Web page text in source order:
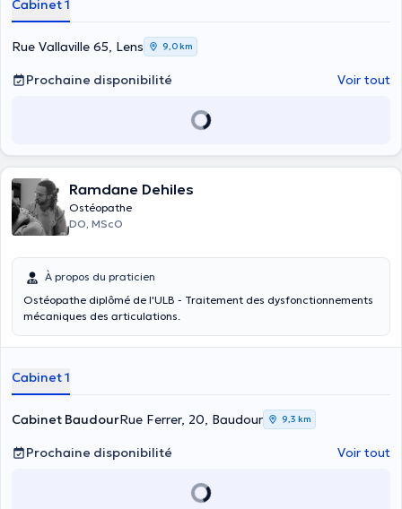
Cabinet 1
Rue Vallaville 65, Lens 9,0 km
Prochaine disponibilité Voir tout
Ramdane Dehiles
Ostéopathe
DO, MScO
À propos du praticien
Ostéopathe diplômé de l'ULB - Traitement des dysfonctionnements
mécaniques des articulations.
Cabinet 1
Cabinet BaudourRue Ferrer, 20, Baudour 9,3 km
Prochaine disponibilité Voir tout